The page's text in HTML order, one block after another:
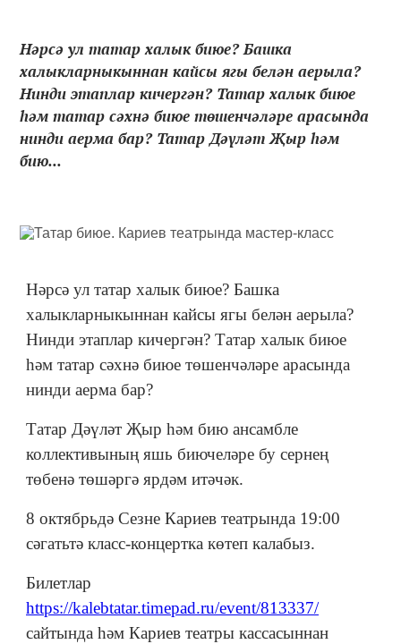
Нәрсә ул татар халык биюе? Башка
халыкларныкыннан кайсы ягы белән аерыла?
Нинди этаплар кичергән? Татар халык биюе
һәм татар сәхнә биюе төшенчәләре арасында
нинди аерма бар? Татар Дәүләт Җыр һәм
бию...
Нәрсә ул татар халык биюе? Башка
халыкларныкыннан кайсы ягы белән аерыла?
Нинди этаплар кичергән? Татар халык биюе
һәм татар сәхнә биюе төшенчәләре арасында
нинди аерма бар?
Татар Дәүләт Җыр һәм бию ансамбле
коллективының яшь биючеләре бу сернең
төбенә төшәргә ярдәм итәчәк.
8 октябрьдә Сезне Кариев театрында 19:00
сәгатьтә класс-концертка көтеп калабыз.
Билетлар
https://kalebtatar.timepad.ru/event/813337/
сайтында һәм Кариев театры кассасыннан